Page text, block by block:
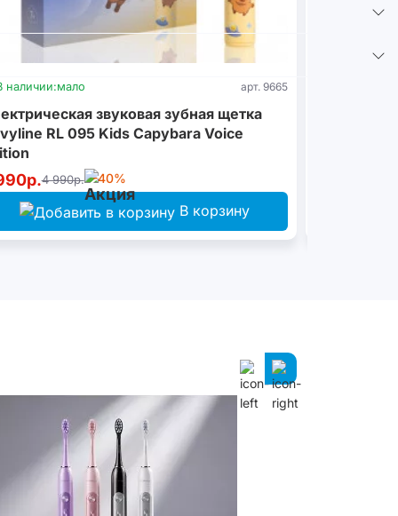
наличии:мало арт. 9665
звуковая зубная щетка
RL 095 Kids Capybara Voice
4 990р. -40%
В корзину